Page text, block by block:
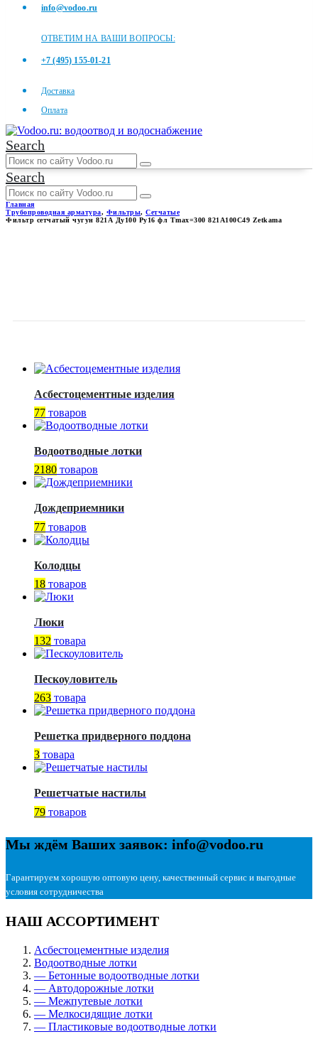
info@vodoo.ru
ОТВЕТИМ НА ВАШИ ВОПРОСЫ:
+7 (495) 155-01-21
Доставка
Оплата
Search
Search
Главная
Трубопроводная арматура, Фильтры, Сетчатые
Фильтр сетчатый чугун 821А Ду100 Ру16 фл Tmax=300 821A100C49 Zetkama
Асбестоцементные изделия
77 товаров
Водоотводные лотки
2180 товаров
Дождеприемники
77 товаров
Колодцы
18 товаров
Люки
132 товара
Пескоуловитель
263 товара
Решетка придверного поддона
3 товара
Решетчатые настилы
79 товаров
Мы ждём Ваших заявок: info@vodoo.ru
Гарантируем хорошую оптовую цену, качественный сервис и выгодные
условия сотрудничества
НАШ АССОРТИМЕНТ
Асбестоцементные изделия
Водоотводные лотки
— Бетонные водоотводные лотки
— Автодорожные лотки
— Межпутевые лотки
— Мелкосидящие лотки
— Пластиковые водоотводные лотки